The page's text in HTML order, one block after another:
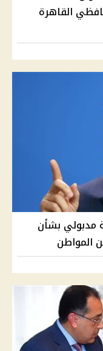
القاهرة
مدبولي بشأن
المواطن